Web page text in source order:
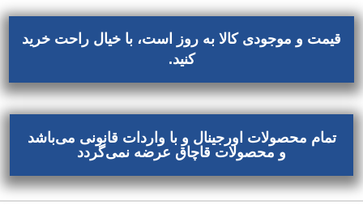
قیمت و موجودی کالا به روز است، با خیال راحت خرید
کنید.
تمام محصولات اورجینال و با واردات قانونی می‌باشد
و محصولات قاچاق عرضه نمی‌گردد